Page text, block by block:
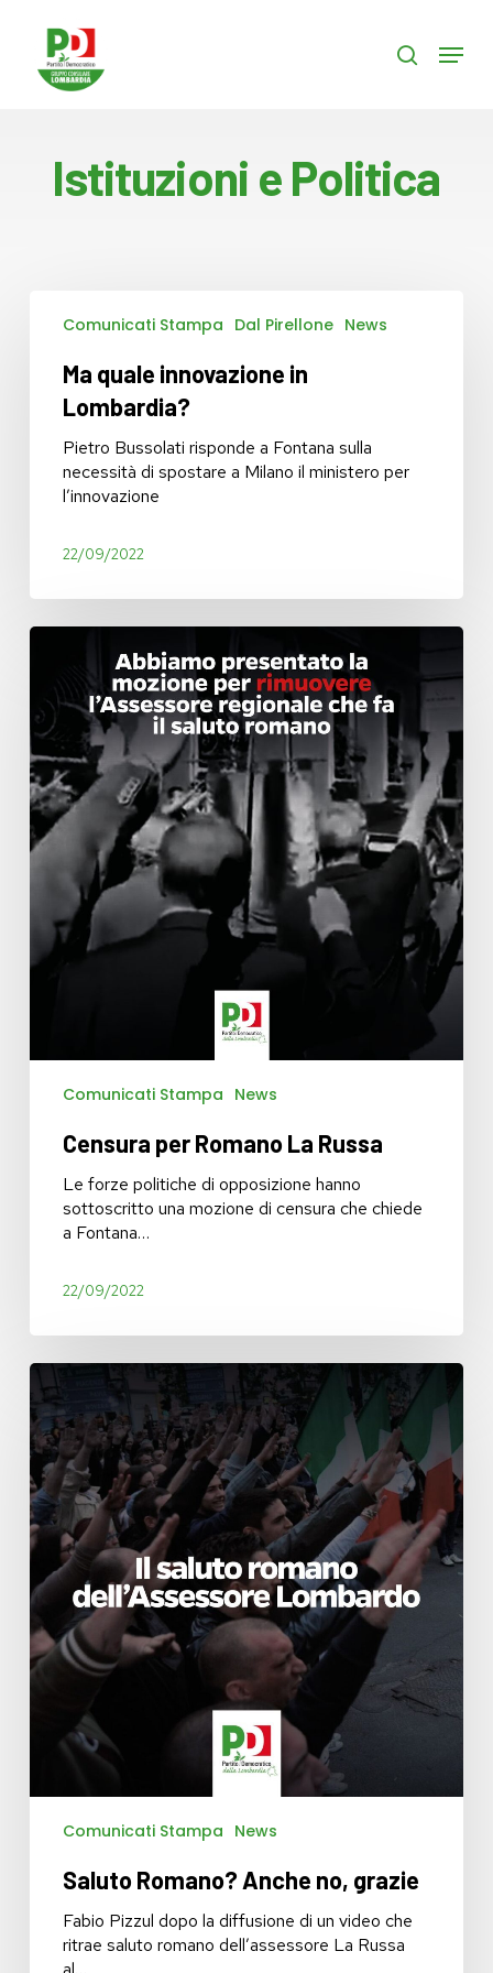
content
search
Menu
Istituzioni e Politica
quale
Lombardia?
Comunicati Stampa Dal Pirellone News
Ma quale innovazione in
Lombardia?
Pietro Bussolati risponde a Fontana sulla
necessità di spostare a Milano il ministero per
l’innovazione
22/09/2022
Censura
Romano
La
Russa
Comunicati Stampa News
Censura per Romano La Russa
Le forze politiche di opposizione hanno
sottoscritto una mozione di censura che chiede
a Fontana…
22/09/2022
Saluto
Romano?
Anche
no,
grazie
Comunicati Stampa News
Saluto Romano? Anche no, grazie
Fabio Pizzul dopo la diffusione di un video che
ritrae saluto romano dell’assessore La Russa